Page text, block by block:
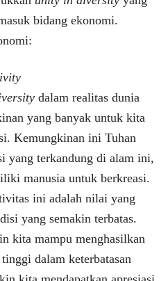
bidang ekonomi.
dalam realitas dunia
yang banyak untuk kita
Kemungkinan ini Tuhan
yang terkandung di alam ini,
manusia untuk berkreasi.
ini adalah nilai yang
yang semakin terbatas.
kita mampu menghasilkan
dalam keterbatasan